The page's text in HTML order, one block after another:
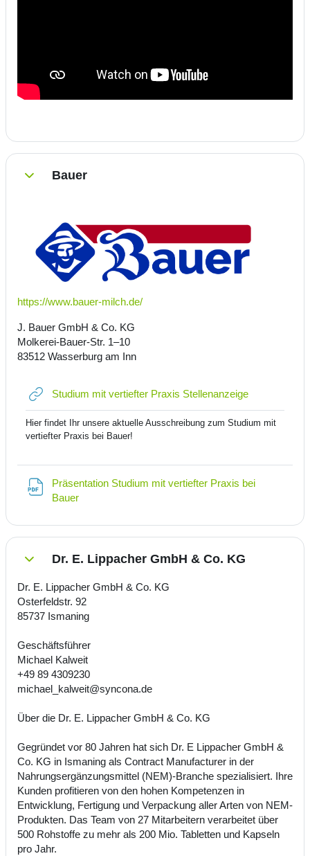
Einklappen
Bauer
https://www.bauer-milch.de/
J. Bauer GmbH & Co. KG
Molkerei-Bauer-Str. 1–10
83512 Wasserburg am Inn
Studium mit vertiefter Praxis StellenanzeigeLink/URL
Hier findet Ihr unsere aktuelle Ausschreibung zum Studium mit
vertiefter Praxis bei Bauer!
Präsentation Studium mit vertiefter Praxis bei
Bauer
EinklappenDr. E. Lippacher GmbH & Co. KG
Dr. E. Lippacher GmbH & Co. KG
Osterfeldstr. 92
85737 Ismaning
Geschäftsführer
Michael Kalweit
+49 89 4309230
michael_kalweit@syncona.de
Über die Dr. E. Lippacher GmbH & Co. KG
Gegründet vor 80 Jahren hat sich Dr. E Lippacher GmbH &
Co. KG in Ismaning als Contract Manufacturer in der
Nahrungsergänzungsmittel (NEM)-Branche spezialisiert. Ihre
Kunden profitieren von den hohen Kompetenzen in
Entwicklung, Fertigung und Verpackung aller Arten von NEM-
Produkten. Das Team von 27 Mitarbeitern verarbeitet über
500 Rohstoffe zu mehr als 200 Mio. Tabletten und Kapseln
pro Jahr.